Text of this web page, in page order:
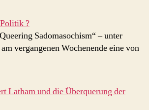
?
Sadomasochism“ – unter
vergangenen Wochenende eine von
Latham und die Überquerung der